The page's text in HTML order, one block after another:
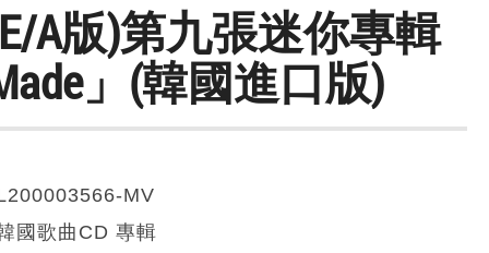
A版)第九張迷你專輯
Made」(韓國進口版)
MV
國歌曲CD 專輯